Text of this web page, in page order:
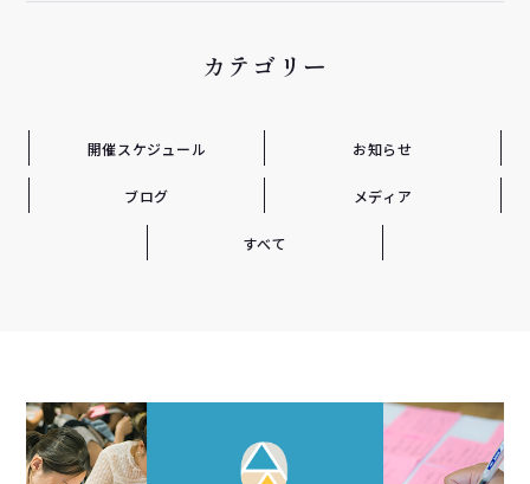
カテゴリー
開催スケジュール お知らせ
ブログ メディア
すべて